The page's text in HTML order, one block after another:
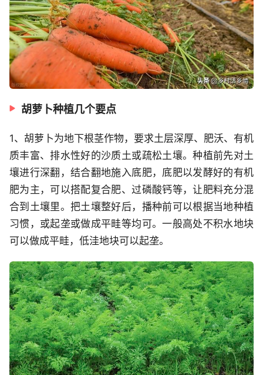
胡萝卜种植几个要点
1、胡萝卜为地下根茎作物，要求土层深厚、肥沃、有机
质丰富、排水性好的沙质土或疏松土壤。种植前先对土
壤进行深翻，结合翻地施入底肥，底肥以发酵好的有机
肥为主，可以搭配复合肥、过磷酸钙等，让肥料充分混
合到土壤里。把土壤整好后，播种前可以根据当地种植
习惯，或起垄或做成平畦等均可。一般高处不积水地块
可以做成平畦，低洼地块可以起垄。